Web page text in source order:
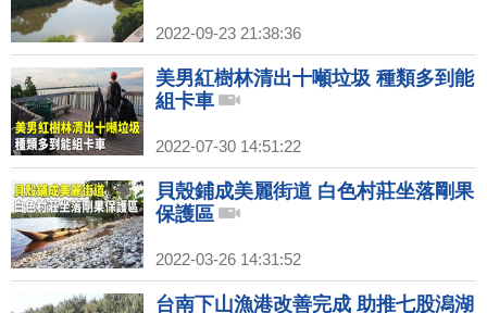
2022-09-23 21:38:36
美男紅樹林清出十噸垃圾 種類多到能
組卡車
2022-07-30 14:51:22
貝殼鋪成美麗街道 白色村莊坐落剛果
保護區
2022-03-26 14:31:52
台南下山漁港改善完成 助推七股潟湖